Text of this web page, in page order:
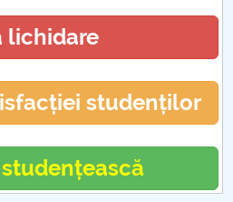
lichidare
studenților